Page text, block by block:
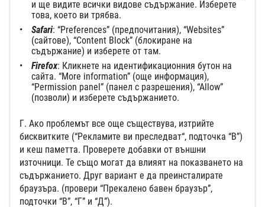
и ще видите всички видове съдържание. Изберете
това, което ви трябва.
Safari: “Preferences” (предпочитания), “Websites”
(сайтове), “Content Block” (блокиране на
съдържание) и изберете от там.
Firefox: Кликнете на идентификационния бутон на
сайта. “More information” (още информация),
“Permission panel” (панел с разрешения), “Allow”
(позволи) и изберете съдържанието.
Г. Ако проблемът все още съществува, изтрийте
бисквитките (“Рекламите ви преследват“, подточка “В”)
и кеш паметта. Проверете добавки от външни
източници. Те също могат да влияят на показването на
съдържанието. Друг вариант е да преинсталирате
браузъра. (провери “Прекалено бавен браузър”,
подточки “В”, “Г” и “Д”).